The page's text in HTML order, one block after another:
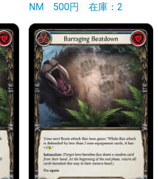
NM 500円 在庫：2